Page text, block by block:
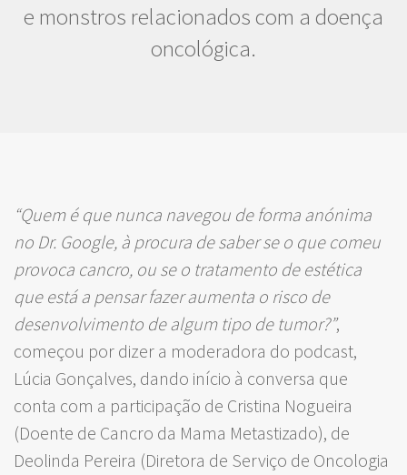
e monstros relacionados com a doença
oncológica.
“Quem é que nunca navegou de forma anónima
no Dr. Google, à procura de saber se o que comeu
provoca cancro, ou se o tratamento de estética
que está a pensar fazer aumenta o risco de
desenvolvimento de algum tipo de tumor?”,
começou por dizer a moderadora do podcast,
Lúcia Gonçalves, dando início à conversa que
conta com a participação de Cristina Nogueira
(Doente de Cancro da Mama Metastizado), de
Deolinda Pereira (Diretora de Serviço de Oncologia